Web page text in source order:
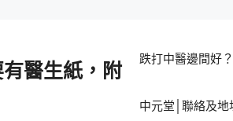
醫生紙，附
跌打中醫邊間好
中元堂│聯絡及地